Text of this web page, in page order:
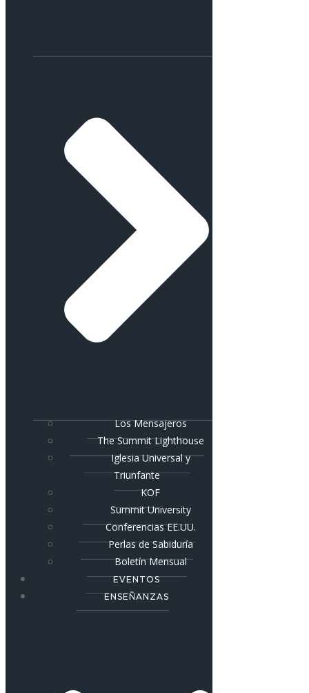
Los Mensajeros
The Summit Lighthouse
Iglesia Universal y
Triunfante
KOF
Summit University
Conferencias EE.UU.
Perlas de Sabiduría
Boletín Mensual
EVENTOS
ENSEÑANZAS